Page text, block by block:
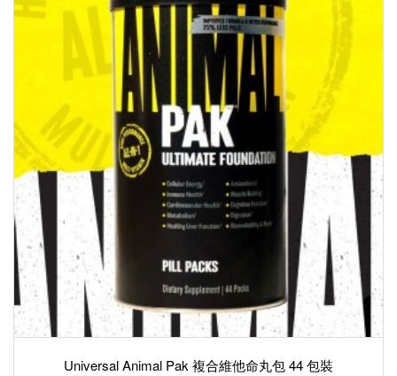
Universal Animal Pak 複合維他命丸包 44 包裝